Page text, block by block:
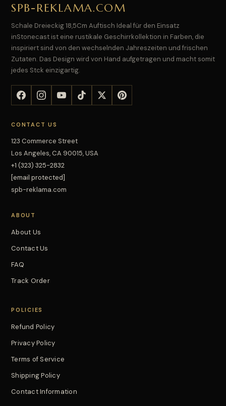
SPB-REKLAMA.COM
Schale Dreieckig 18,5Cm Auftisch Ideal für den Einsatz
inStonecast ist eine rustikale Geschirrkollektion in Farben, die
inspiriert sind von den wechselnden Jahreszeiten und frischen
Zutaten. Das Design wird von Hand aufgetragen und macht somit
jedes Stck einzigartig.
CONTACT US
123 Commerce Street
Los Angeles, CA 90015, USA
+1 (323) 325-2832
[email protected]
spb-reklama.com
ABOUT
About Us
Contact Us
FAQ
Track Order
POLICIES
Refund Policy
Privacy Policy
Terms of Service
Shipping Policy
Contact Information